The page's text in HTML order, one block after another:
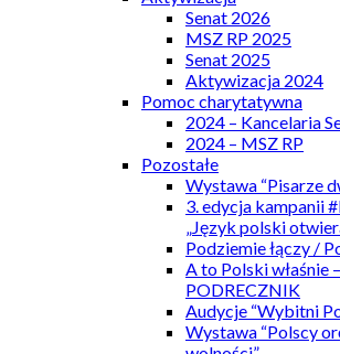
Senat 2026
MSZ RP 2025
Senat 2025
Aktywizacja 2024
Pomoc charytatywna
2024 – Kancelaria
2024 – MSZ RP
Pozostałe
Wystawa “Pisarze
3. edycja kampanii
„Język polski
Podziemie łączy /
A to Polski właśnie
PODRECZNIK
Audycje “Wybitni
Wystawa “Polscy